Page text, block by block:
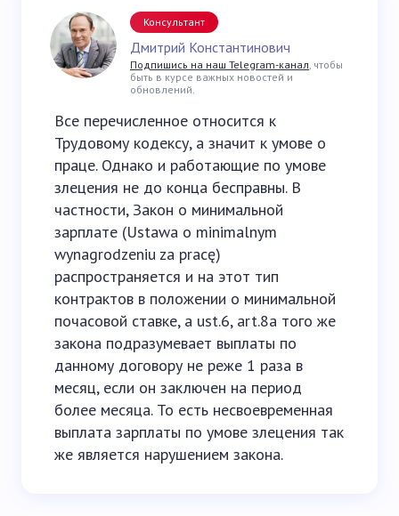
Консультант
Дмитрий Константинович
Подпишись на наш Telegram-канал, чтобы
быть в курсе важных новостей и
обновлений.
Все перечисленное относится к
Трудовому кодексу, а значит к умове о
праце. Однако и работающие по умове
злецения не до конца бесправны. В
частности, Закон о минимальной
зарплате (Ustawa o minimalnym
wynagrodzeniu za pracę)
распространяется и на этот тип
контрактов в положении о минимальной
почасовой ставке, а ust.6, art.8a того же
закона подразумевает выплаты по
данному договору не реже 1 раза в
месяц, если он заключен на период
более месяца. То есть несвоевременная
выплата зарплаты по умове злецения так
же является нарушением закона.